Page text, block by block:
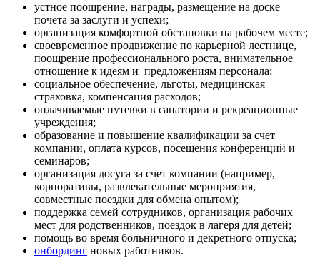
устное поощрение, награды, размещение на доске
почета за заслуги и успехи;
организация комфортной обстановки на рабочем месте;
своевременное продвижение по карьерной лестнице,
поощрение профессионального роста, внимательное
отношение к идеям и предложениям персонала;
социальное обеспечение, льготы, медицинская
страховка, компенсация расходов;
оплачиваемые путевки в санатории и рекреационные
учреждения;
образование и повышение квалификации за счет
компании, оплата курсов, посещения конференций и
семинаров;
организация досуга за счет компании (например,
корпоративы, развлекательные мероприятия,
совместные поездки для обмена опытом);
поддержка семей сотрудников, организация рабочих
мест для родственников, поездок в лагеря для детей;
помощь во время больничного и декретного отпуска;
онбординг новых работников.